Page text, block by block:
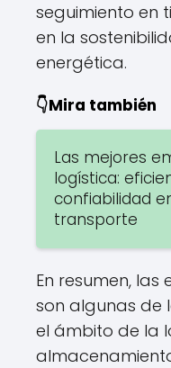
seguimiento en
en la
energética.
👇Mira también
Las mejores
logística:
confiabilidad
transporte
En resumen,
son algunas de
el ámbito de la